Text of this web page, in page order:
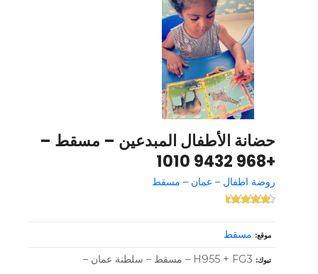
حضانة الأطفال المبدعين – مسقط –
+968 9432 1010
روضة اطفال – عمان – مسقط
موقع مسقط
تبوك H955 + FG3 – مسقط – سلطنة عمان –